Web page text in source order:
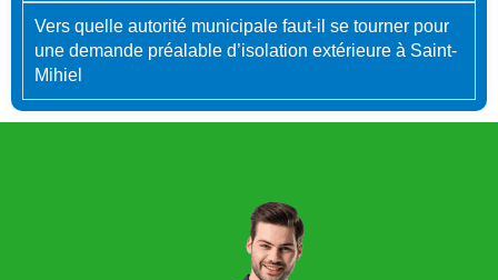
Vers quelle autorité municipale faut-il se tourner pour
une demande préalable d’isolation extérieure à Saint-
Mihiel